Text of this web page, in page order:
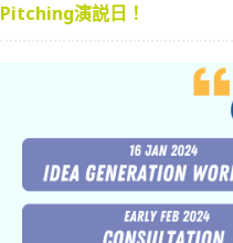
Pitching演説日！